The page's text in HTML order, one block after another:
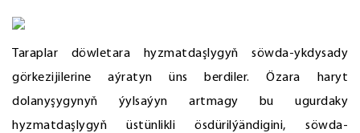
Taraplar döwletara hyzmatdaşlygyň söwda-ykdysady
görkezijilerine aýratyn üns berdiler. Özara haryt
dolanyşygynyň ýylsaýyn artmagy bu ugurdaky
hyzmatdaşlygyň üstünlikli ösdürilýändigini, söwda-